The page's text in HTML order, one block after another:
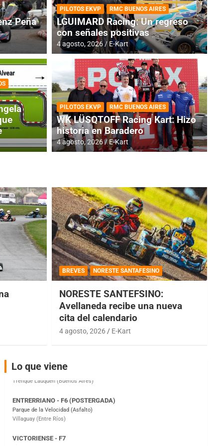
Horarios para la
Peña
PILOTOS EKVP RMC BUENOS AIRES
LGUIMARD Racing: Un regreso
con señales positivas
4 agosto, 2026 E-Kart
PILOTOS EKVP RMC BUENOS AIRES
WK LÜSQTOFF Racing Kart: Hizo
historia en Baradero
4 agosto, 2026 E-Kart
BREVES NORESTE SANTAFESINO
NORESTE SANTEFSINO:
Avellaneda recibe una nueva
cita del calendario
4 agosto, 2026 E-Kart
Lo que viene
COBERTURA ESPECIAL DE E-KART.COM.AR
IAME SERIES ARGENTINA 6
Ramiro Tot (Asfalto)
Baradero (Buenos Aires)
Ciudad de Trenque Lauquen (Asfalto)
Parque de la Velocidad (Asfalto)
Victoria (Entre Ríos)